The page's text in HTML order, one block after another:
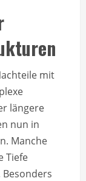
mit
längere
nun in
Manche
Tiefe